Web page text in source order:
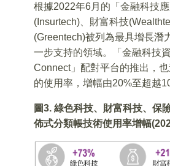
根據2022年6月的「金融科技
(Insurtech)、財富科技
(Greentech)被列為最具增長潛
一步支持的領域。「金融科技
Connect」配對平台的推出，
的使用率，增幅由20%至超越
圖3. 綠色科技、財富科技、保
佈式分類帳技術使用率增幅(